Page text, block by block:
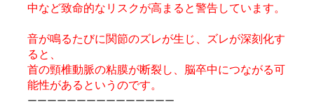
中など致命的なリスクが高まると警告しています。
音が鳴るたびに関節のズレが生じ、ズレが深刻化す
ると、
首の頸椎動脈の粘膜が断裂し、脳卒中につながる可
能性があるというのです。
ーーーーーーーーーーーーーーー